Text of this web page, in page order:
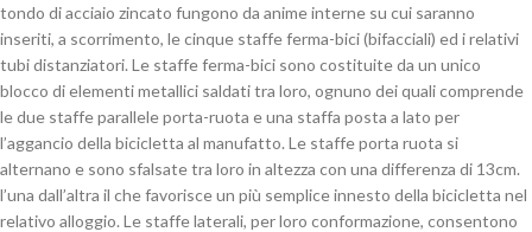
tondo di acciaio zincato fungono da anime interne su cui saranno
inseriti, a scorrimento, le cinque staffe ferma-bici (bifacciali) ed i relativi
tubi distanziatori. Le staffe ferma-bici sono costituite da un unico
blocco di elementi metallici saldati tra loro, ognuno dei quali comprende
le due staffe parallele porta-ruota e una staffa posta a lato per
l’aggancio della bicicletta al manufatto. Le staffe porta ruota si
alternano e sono sfalsate tra loro in altezza con una differenza di 13cm.
l’una dall’altra il che favorisce un più semplice innesto della bicicletta nel
relativo alloggio. Le staffe laterali, per loro conformazione, consentono